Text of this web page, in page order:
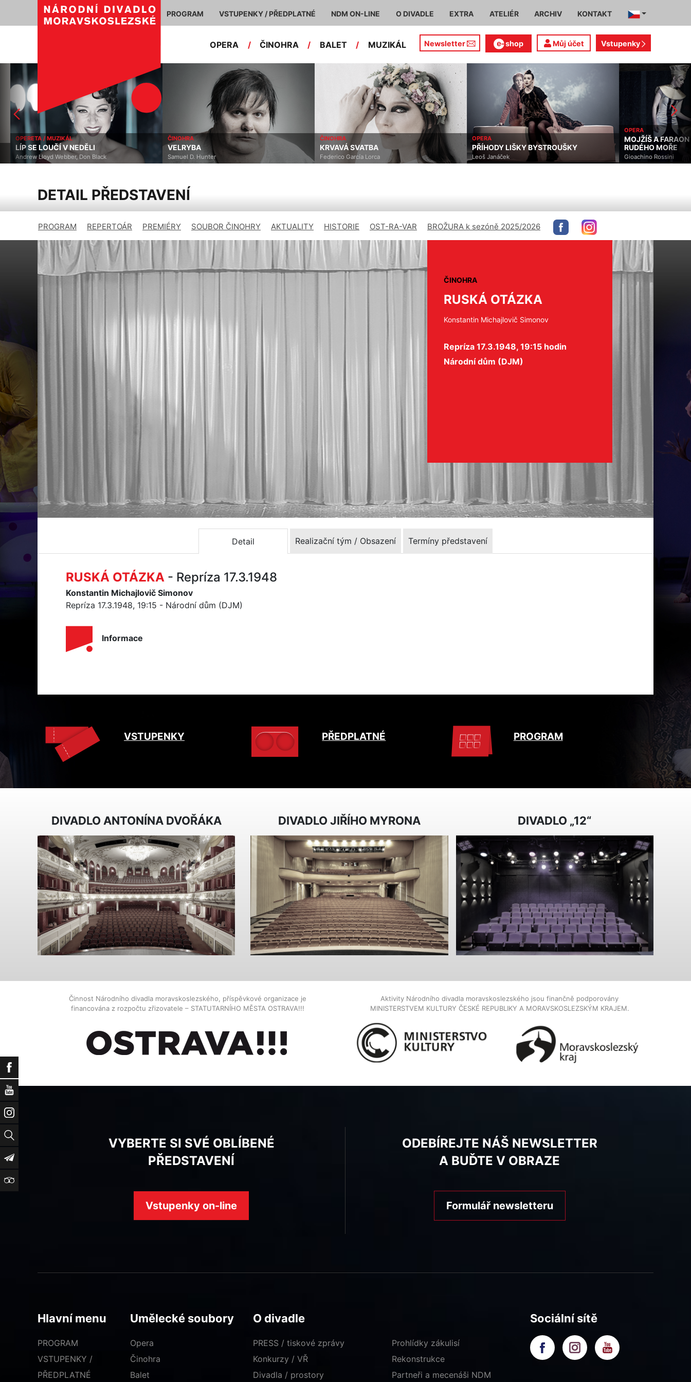
Facebook
YouTube
Instagram
Vyhledat
Newsletter
TripAdvisor
PROGRAM VSTUPENKY / PŘEDPLATNÉ NDM ON-LINE O DIVADLE EXTRA ATELIÉR ARCHIV KONTAKT
OPERA / ČINOHRA / BALET / MUZIKÁL Newsletter shop Můj účet Vstupenky
OPERETA / MUZIKÁL
LÍP SE LOUČÍ V NEDĚLI
Andrew Lloyd Webber, Don Black
ČINOHRA
VELRYBA
Samuel D. Hunter
ČINOHRA
KRVAVÁ SVATBA
Federico García Lorca
OPERA
PŘÍHODY LIŠKY BYSTROUŠKY
Leoš Janáček
OPERA
MOJŽÍŠ A FARAON
RUDÉHO MOŘE
Gioachino Rossini
DETAIL PŘEDSTAVENÍ
PROGRAM REPERTOÁR PREMIÉRY SOUBOR ČINOHRY AKTUALITY HISTORIE OST-RA-VAR BROŽURA k sezóně 2025/2026
ČINOHRA
RUSKÁ OTÁZKA
Konstantin Michajlovič Simonov
Repríza 17.3.1948, 19:15 hodin
Národní dům (DJM)
Detail Realizační tým / Obsazení Termíny představení
RUSKÁ OTÁZKA - Repríza 17.3.1948
Konstantin Michajlovič Simonov
Repríza 17.3.1948, 19:15 - Národní dům (DJM)
Informace
VSTUPENKY PŘEDPLATNÉ PROGRAM
DIVADLO ANTONÍNA DVOŘÁKA DIVADLO JIŘÍHO MYRONA DIVADLO „12“
Činnost Národního divadla moravskoslezského, příspěvkové organizace je
financována z rozpočtu zřizovatele – STATUTARNÍHO MĚSTA OSTRAVA!!!
Aktivity Národního divadla moravskoslezského jsou finančně podporovány
MINISTERSTVEM KULTURY ČESKÉ REPUBLIKY A MORAVSKOSLEZSKÝM KRAJEM.
VYBERTE SI SVÉ OBLÍBENÉ
PŘEDSTAVENÍ
Vstupenky on-line
ODEBÍREJTE NÁŠ NEWSLETTER
A BUĎTE V OBRAZE
Formulář newsletteru
Hlavní menu
PROGRAM
VSTUPENKY /
PŘEDPLATNÉ
Umělecké soubory
Opera
Činohra
Balet
O divadle
PRESS / tiskové zprávy
Konkurzy / VŘ
Divadla / prostory
Prohlídky zákulisí
Rekonstrukce
Partneři a mecenáši NDM
Sociální sítě